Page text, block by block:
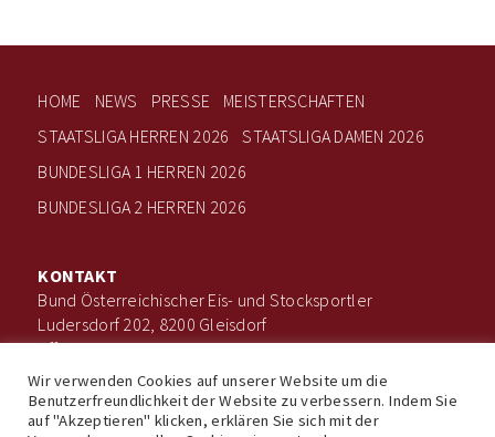
HOME NEWS PRESSE
MEISTERSCHAFTEN
STAATSLIGA HERREN 2026
STAATSLIGA DAMEN 2026
BUNDESLIGA 1 HERREN 2026
BUNDESLIGA 2 HERREN 2026
KONTAKT
Bund Österreichischer Eis- und Stocksportler
Ludersdorf 202, 8200 Gleisdorf
office@boee.at
+43 660 506 7203
Wir verwenden Cookies auf unserer Website um die
Benutzerfreundlichkeit der Website zu verbessern. Indem Sie
auf "Akzeptieren" klicken, erklären Sie sich mit der